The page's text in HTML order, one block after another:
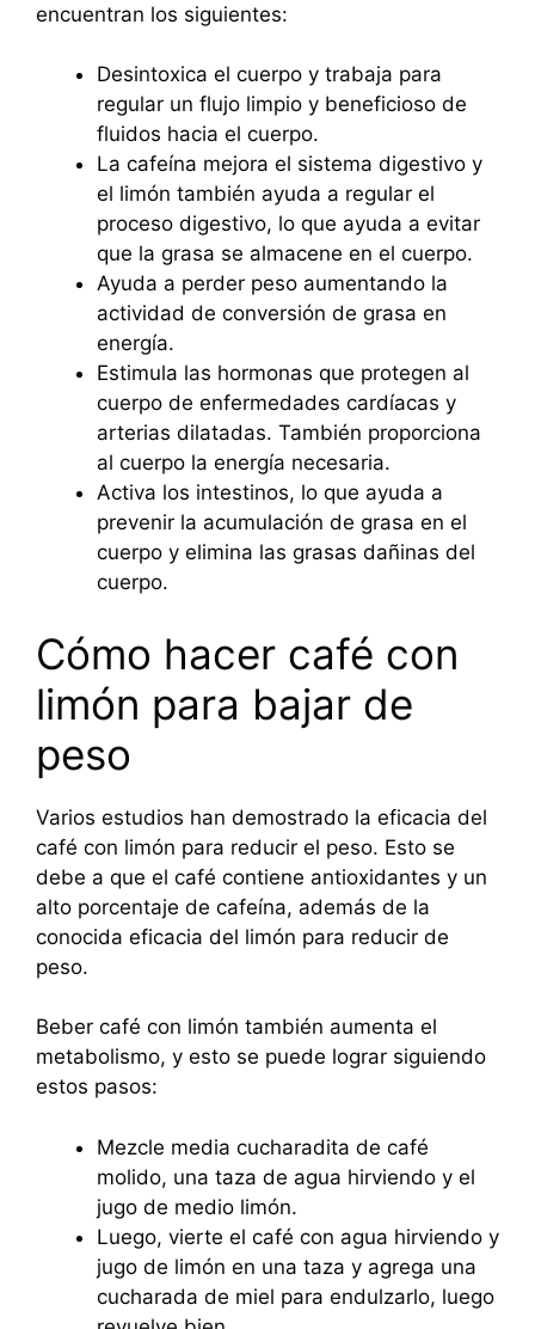
encuentran los siguientes:
Desintoxica el cuerpo y trabaja para
regular un flujo limpio y beneficioso de
fluidos hacia el cuerpo.
La cafeína mejora el sistema digestivo y
el limón también ayuda a regular el
proceso digestivo, lo que ayuda a evitar
que la grasa se almacene en el cuerpo.
Ayuda a perder peso aumentando la
actividad de conversión de grasa en
energía.
Estimula las hormonas que protegen al
cuerpo de enfermedades cardíacas y
arterias dilatadas. También proporciona
al cuerpo la energía necesaria.
Activa los intestinos, lo que ayuda a
prevenir la acumulación de grasa en el
cuerpo y elimina las grasas dañinas del
cuerpo.
Cómo hacer café con
limón para bajar de
peso
Varios estudios han demostrado la eficacia del
café con limón para reducir el peso. Esto se
debe a que el café contiene antioxidantes y un
alto porcentaje de cafeína, además de la
conocida eficacia del limón para reducir de
peso.
Beber café con limón también aumenta el
metabolismo, y esto se puede lograr siguiendo
estos pasos:
Mezcle media cucharadita de café
molido, una taza de agua hirviendo y el
jugo de medio limón.
Luego, vierte el café con agua hirviendo y
jugo de limón en una taza y agrega una
cucharada de miel para endulzarlo, luego